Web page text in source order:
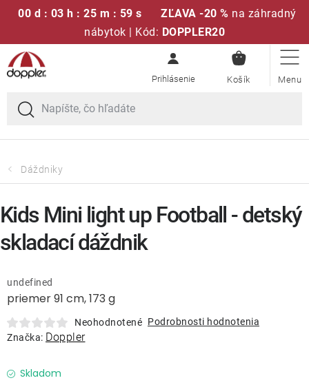
00 d : 03 h : 25 m : 59 s ZĽAVA -20 % na záhradný
nábytok | Kód: DOPPLER20
Prejsť
na
obsah
KOŠÍK
Sedacie súpravy
Slnečníky
Polstre a sedáky
Dáždniky
priemer 91 cm, 173 g
undefined
Neohodnotené Podrobnosti hodnotenia
Značka: Doppler
Skladom
Kids Mini light up Football - detský
skladací dáždnik